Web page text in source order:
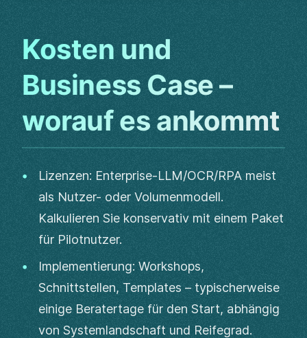
Kosten und
Business Case –
worauf es ankommt
Lizenzen: Enterprise-LLM/OCR/RPA meist
als Nutzer- oder Volumenmodell.
Kalkulieren Sie konservativ mit einem Paket
für Pilotnutzer.
Implementierung: Workshops,
Schnittstellen, Templates – typischerweise
einige Beratertage für den Start, abhängig
von Systemlandschaft und Reifegrad.